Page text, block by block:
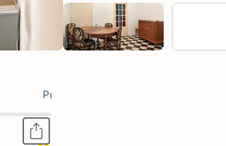
Pravne informacije